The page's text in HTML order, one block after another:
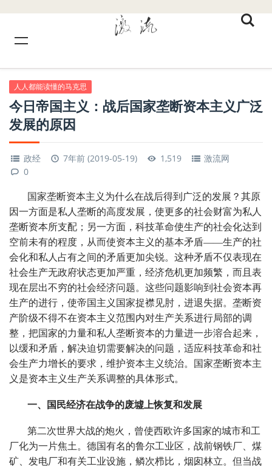
人人都能读懂的马克思
今日帝国主义：战后国家垄断资本主义广泛
发展的原因
政经 7年前 (2019-05-19) 1,519
激流网
0
国家垄断资本主义为什么在战后得到广泛的发展？其原
因一方面是私人垄断的高度发展，使更多的社会财富为私人
垄断资本所支配；另一方面，科技革命使生产的社会化达到
空前未有的程度，从而使资本主义的基本矛盾——生产的社
会化和私人占有之间的矛盾更加尖锐。这种矛盾不仅表现在
社会生产无政府状态更加严重，经济危机更加频繁，而且表
现在层出不穷的社会经济问题。这些问题影响到社会资本再
生产的进行，使帝国主义国家捉襟见肘，进退失据。垄断资
产阶级不得不在资本主义范围内对生产关系进行局部的调
整，把国家的力量和私人垄断资本的力量进一步溶合起来，
以缓和矛盾，解决迫切需要解决的问题，适应科技革命和社
会生产力增长的要求，维护资本主义统治。国家垄断资本主
义是资本主义生产关系调整的具体形式。
一、国民经济在战争的废墟上恢复和发展
第二次世界大战的炮火，曾使西欧许多国家的城市和工
厂化为一片焦土。德国有名的鲁尔工业区，战前钢铁厂、煤
矿、发电厂和有关工业设施，鳞次栉比，烟囱林立。但当战